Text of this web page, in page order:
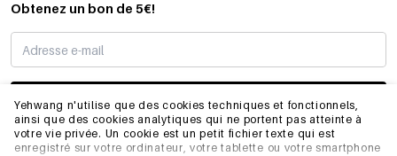
Yehwang n'utilise que des cookies techniques et fonctionnels,
ainsi que des cookies analytiques qui ne portent pas atteinte à
votre vie privée. Un cookie est un petit fichier texte qui est
enregistré sur votre ordinateur, votre tablette ou votre smartphone
Obtenez un bon de 5€!
JE M’INSCRIS